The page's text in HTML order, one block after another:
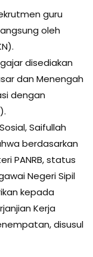
guru
oleh
disediakan
dan Menengah
dengan
Saifullah
berdasarkan
PANRB, status
Negeri Sipil
kepada
Kerja
disusul